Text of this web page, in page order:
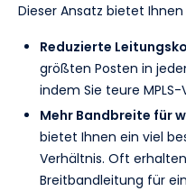
Dieser Ansatz bietet
Reduzierte
größten Posten in
indem Sie teure
Mehr Bandbreite für
bietet Ihnen ein viel
Verhältnis. Oft
Breitbandleitung für